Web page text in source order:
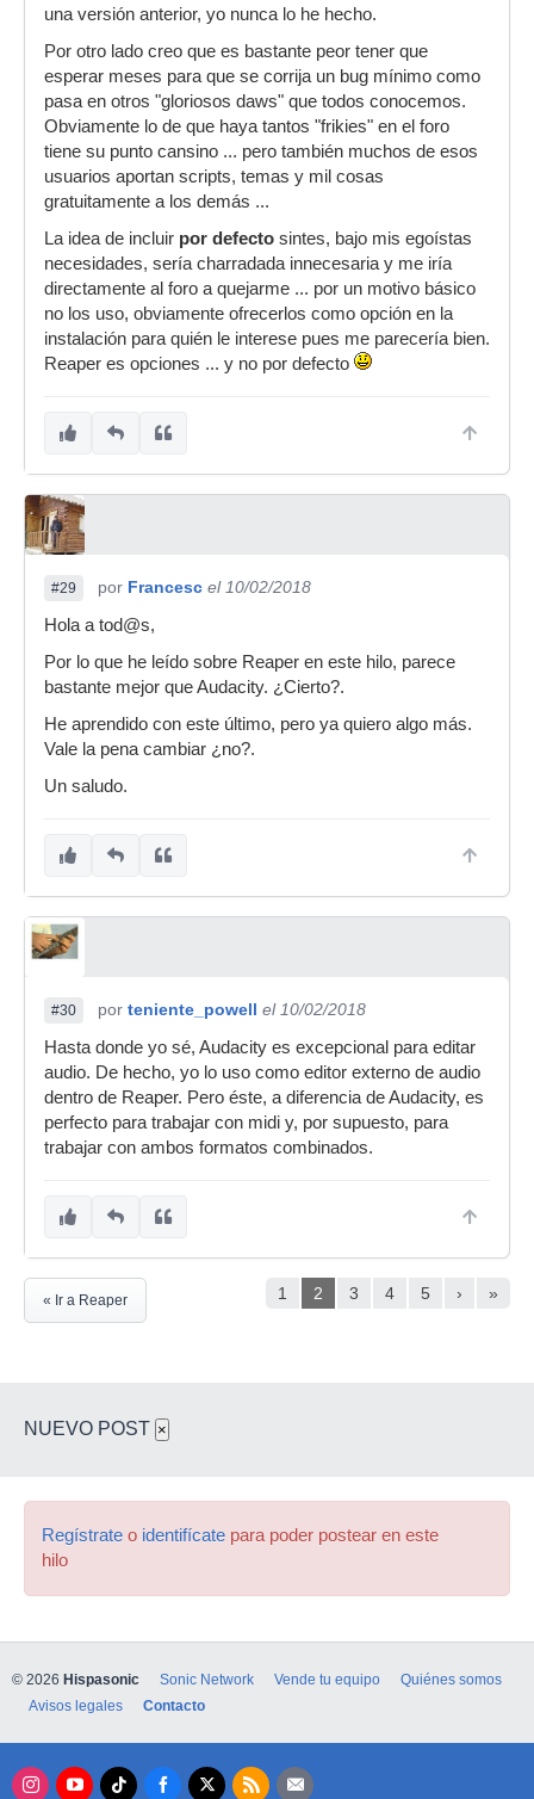
una versión anterior, yo nunca lo he hecho.
Por otro lado creo que es bastante peor tener que
esperar meses para que se corrija un bug mínimo como
pasa en otros "gloriosos daws" que todos conocemos.
Obviamente lo de que haya tantos "frikies" en el foro
tiene su punto cansino ... pero también muchos de esos
usuarios aportan scripts, temas y mil cosas
gratuitamente a los demás ...
La idea de incluir por defecto sintes, bajo mis egoístas
necesidades, sería charradada innecesaria y me iría
directamente al foro a quejarme ... por un motivo básico
no los uso, obviamente ofrecerlos como opción en la
instalación para quién le interese pues me parecería bien.
Reaper es opciones ... y no por defecto
#29 por Francesc el 10/02/2018
Hola a tod@s,
Por lo que he leído sobre Reaper en este hilo, parece
bastante mejor que Audacity. ¿Cierto?.
He aprendido con este último, pero ya quiero algo más.
Vale la pena cambiar ¿no?.
Un saludo.
#30 por teniente_powell el 10/02/2018
Hasta donde yo sé, Audacity es excepcional para editar
audio. De hecho, yo lo uso como editor externo de audio
dentro de Reaper. Pero éste, a diferencia de Audacity, es
perfecto para trabajar con midi y, por supuesto, para
trabajar con ambos formatos combinados.
1 2 3 4 5 › »
« Ir a Reaper
NUEVO POST ×
Regístrate o identifícate para poder postear en este
hilo
© 2026 Hispasonic Sonic Network Vende tu equipo
Quiénes somos
Avisos legales
Contacto